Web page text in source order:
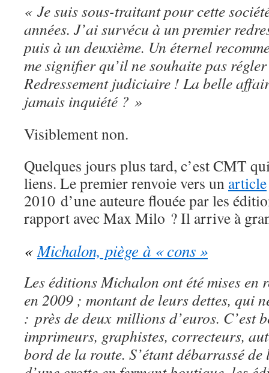
« Je suis sous-traitant pour cette
années. J’ai survécu à un premier
puis à un deuxième. Un éternel
me signifier qu’il ne souhaite pas
Redressement judiciaire ! La belle
jamais inquiété ? »
Visiblement non.
Quelques jours plus tard, c’est CMT
liens. Le premier renvoie vers un article
2010 d’une auteure flouée par les
rapport avec Max Milo ? Il arrive à
« Michalon, piège à « cons »
Les éditions Michalon ont été mises en
en 2009 ; montant de leurs dettes, qui
: près de deux millions d’euros. C’est
imprimeurs, graphistes, correcteurs,
bord de la route. S’étant débarrassé de